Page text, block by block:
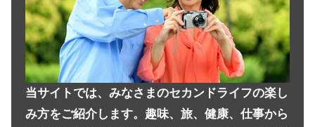
当サイトでは、みなさまのセカンドライフの楽し
み方をご紹介します。趣味、旅、健康、仕事から